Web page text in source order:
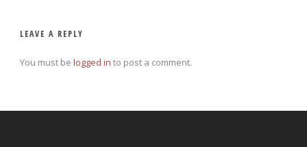
LEAVE A REPLY
You must be logged in to post a comment.